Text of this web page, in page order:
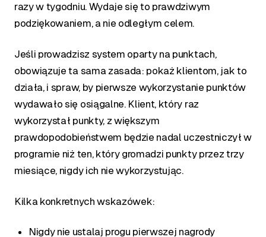
razy w tygodniu. Wydaje się to prawdziwym
podziękowaniem, a nie odległym celem.
Jeśli prowadzisz system oparty na punktach,
obowiązuje ta sama zasada: pokaż klientom, jak to
działa, i spraw, by pierwsze wykorzystanie punktów
wydawało się osiągalne. Klient, który raz
wykorzystał punkty, z większym
prawdopodobieństwem będzie nadal uczestniczył w
programie niż ten, który gromadzi punkty przez trzy
miesiące, nigdy ich nie wykorzystując.
Kilka konkretnych wskazówek:
Nigdy nie ustalaj progu pierwszej nagrody